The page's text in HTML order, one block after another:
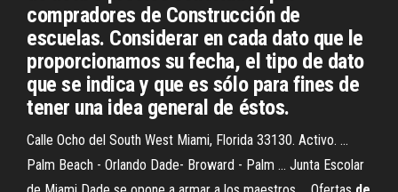
compradores de Construcción de
escuelas. Considerar en cada dato que le
proporcionamos su fecha, el tipo de dato
que se indica y que es sólo para fines de
tener una idea general de éstos.
Calle Ocho del South West Miami, Florida 33130. Activo. ...
Palm Beach - Orlando Dade- Broward - Palm ... Junta Escolar